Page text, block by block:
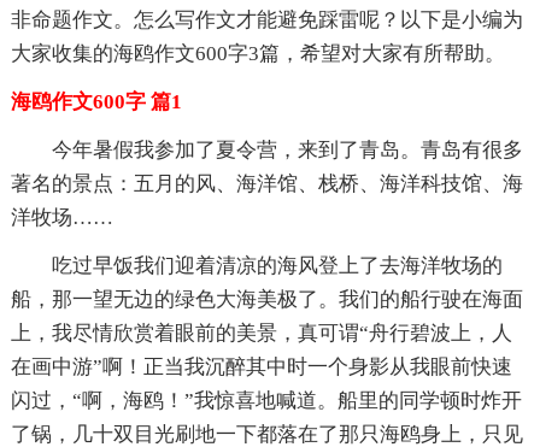
非命题作文。怎么写作文才能避免踩雷呢？以下是小编为
大家收集的海鸥作文600字3篇，希望对大家有所帮助。
海鸥作文600字 篇1
今年暑假我参加了夏令营，来到了青岛。青岛有很多
著名的景点：五月的风、海洋馆、栈桥、海洋科技馆、海
洋牧场……
吃过早饭我们迎着清凉的海风登上了去海洋牧场的
船，那一望无边的绿色大海美极了。我们的船行驶在海面
上，我尽情欣赏着眼前的美景，真可谓“舟行碧波上，人
在画中游”啊！正当我沉醉其中时一个身影从我眼前快速
闪过，“啊，海鸥！”我惊喜地喊道。船里的同学顿时炸开
了锅，几十双目光刷地一下都落在了那只海鸥身上，只见